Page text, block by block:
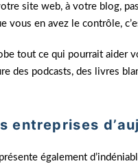
site web, à votre blog,
vous en avez le contrôle,
tout ce qui pourrait aider
des podcasts, des livres
également